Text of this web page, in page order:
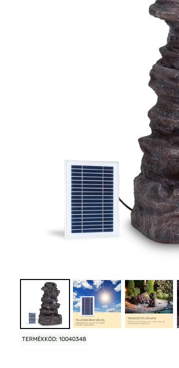
TERMÉKKÓD: 10040348